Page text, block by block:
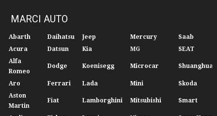
MARCI AUTO
Abarth Daihatsu Jeep Mercury
Saab
Acura
Datsun Kia MG
SEAT
Alfa
Romeo
Dodge Koenisegg Microcar Shuanghuan
Aro Ferrari Lada Mini
Skoda
Aston
Martin
Fiat Lamborghini Mitsubishi Smart